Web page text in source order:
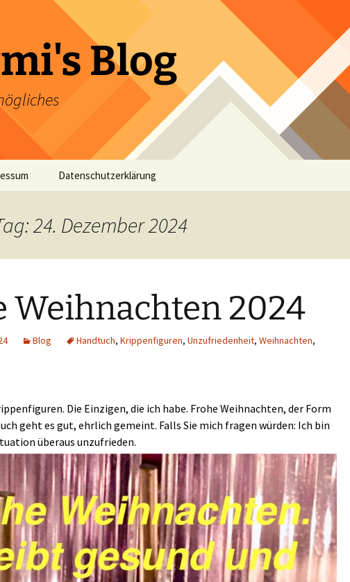
Blog
Datenschutzerklärung
24. Dezember 2024
Weihnachten 2024
Blog Handtuch, Krippenfiguren, Unzufriedenheit, Weihnachten,
Die Einzigen, die ich habe. Frohe Weihnachten, der Form
geht es gut, ehrlich gemeint. Falls Sie mich fragen würden: Ich bin
überaus unzufrieden.